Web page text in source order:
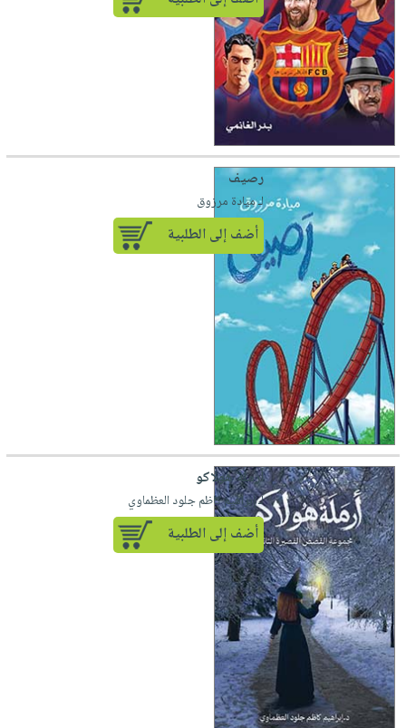
رصيف
لـ ميادة مرزوق
أضف إلى الطلبية
أرملة هولاكو
لـ إبراهيم كاظم جلود العظماوي
أضف إلى الطلبية